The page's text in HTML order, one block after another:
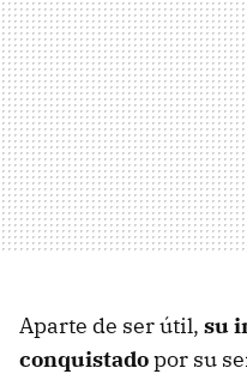
Aparte de ser útil, su
conquistadopor su